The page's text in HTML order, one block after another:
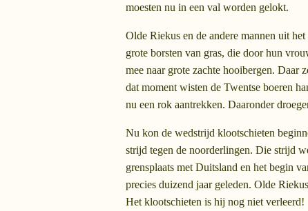
moesten nu in een val worden gelokt.
Olde Riekus en de andere mannen uit
grote borsten van gras, die door hun
mee naar grote zachte hooibergen. Daar
dat moment wisten de Twentse boeren
nu een rok aantrekken. Daaronder
Nu kon de wedstrijd klootschieten
strijd tegen de noorderlingen. Die strijd
grensplaats met Duitsland en het begin
precies duizend jaar geleden. Olde
Het klootschieten is hij nog niet verleerd!